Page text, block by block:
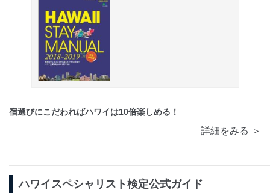
宿選びにこだわればハワイは10倍楽しめる！
詳細をみる ＞
ハワイスペシャリスト検定公式ガイド